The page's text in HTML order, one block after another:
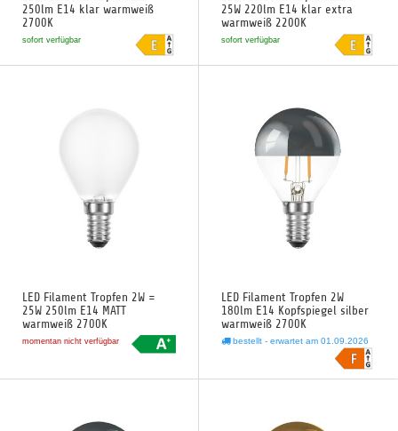
250lm E14 klar warmweiß
2700K
sofort verfügbar
25W 220lm E14 klar extra
warmweiß 2200K
sofort verfügbar
LED Filament Tropfen 2W =
25W 250lm E14 MATT
warmweiß 2700K
momentan nicht verfügbar
LED Filament Tropfen 2W
180lm E14 Kopfspiegel silber
warmweiß 2700K
bestellt - erwartet am 01.09.2026